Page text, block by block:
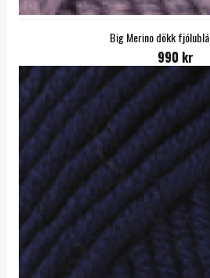
Big Merino dökk
990 kr